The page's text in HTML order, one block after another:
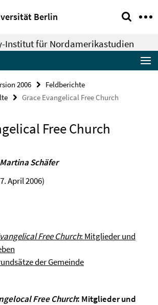
Berlin
Institut für Nordamerikastudien
2006
Feldberichte
Grace Evangelical Free Church
Free Church
Schäfer
April 2006)
Free Church: Mitglieder und
der Gemeinde
Free Church: Mitglieder und